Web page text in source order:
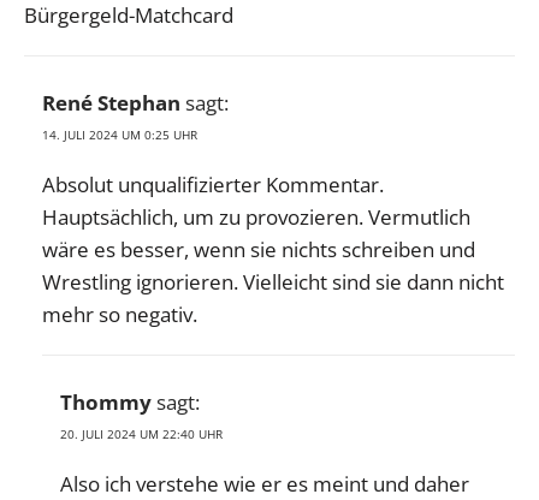
Bürgergeld-Matchcard
René Stephan sagt:
14. JULI 2024 UM 0:25 UHR
Absolut unqualifizierter Kommentar.
Hauptsächlich, um zu provozieren. Vermutlich
wäre es besser, wenn sie nichts schreiben und
Wrestling ignorieren. Vielleicht sind sie dann nicht
mehr so negativ.
Thommysagt:
20. JULI 2024 UM 22:40 UHR
Also ich verstehe wie er es meint und daher